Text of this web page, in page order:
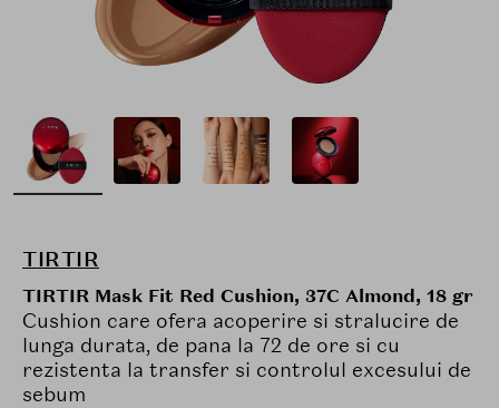
TIRTIR
TIRTIR Mask Fit Red Cushion, 37C Almond, 18 gr
Cushion care ofera acoperire si stralucire de
lunga durata, de pana la 72 de ore si cu
rezistenta la transfer si controlul excesului de
sebum